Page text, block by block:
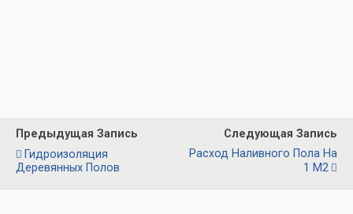
Предыдущая Запись
Гидроизоляция
Деревянных Полов
Следующая Запись
Расход Наливного Пола На
1 М2